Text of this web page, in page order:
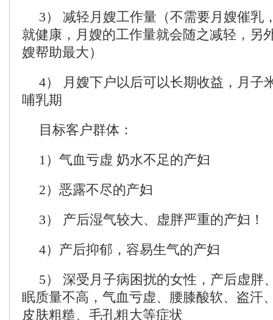
3） 减轻月嫂工作量（不需要月嫂催乳
就健康，月嫂的工作量就会随之减轻，另
嫂帮助最大）
4） 月嫂下户以后可以长期收益，月子
哺乳期
目标客户群体：
1）气血亏虚 奶水不足的产妇
2）恶露不尽的产妇
3） 产后湿气较大、虚胖严重的产妇！
4）产后抑郁，容易生气的产妇
5） 深受月子病困扰的女性，产后虚胖
眠质量不高，气血亏虚、腰膝酸软、盗汗
皮肤粗糙、毛孔粗大等症状